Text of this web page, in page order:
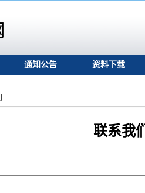
通知公告 资料下载
联系我们